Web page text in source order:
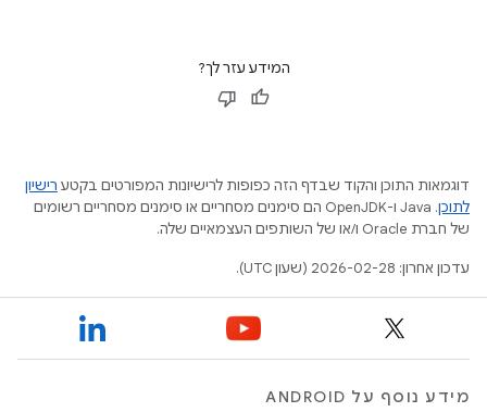
המידע עזר לך?
דוגמאות התוכן והקוד שבדף הזה כפופות לרישיונות המפורטים בקטע רישיון
לתוכן
.‏ Java ו-OpenJDK הם סימנים מסחריים או סימנים מסחריים רשומים
של חברת Oracle ו/או של השותפים העצמאיים שלה.
עדכון אחרון: 2026-02-28 (שעון UTC).
מידע נוסף על ANDROID